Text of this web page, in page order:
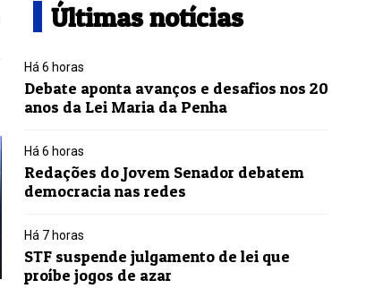
Últimas notícias
Há 6 horas
Debate aponta avanços e desafios nos 20
anos da Lei Maria da Penha
Há 6 horas
Redações do Jovem Senador debatem
democracia nas redes
Há 7 horas
STF suspende julgamento de lei que
proíbe jogos de azar